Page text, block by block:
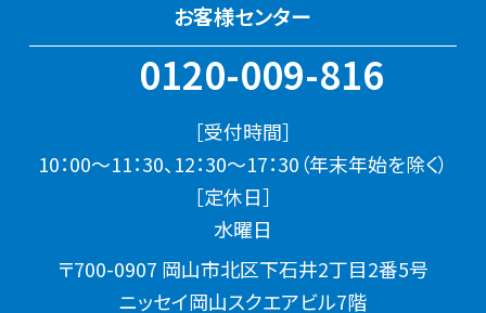
お客様センター
0120-009-816